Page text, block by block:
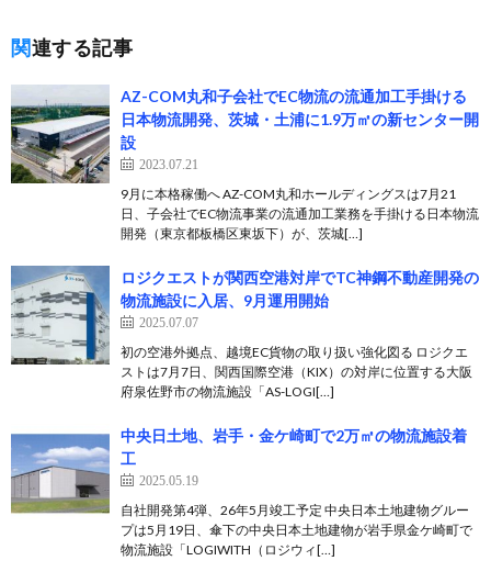
関連する記事
AZ-COM丸和子会社でEC物流の流通加工手掛ける
日本物流開発、茨城・土浦に1.9万㎡の新センター開
設
2023.07.21
9月に本格稼働へ AZ-COM丸和ホールディングスは7月21
日、子会社でEC物流事業の流通加工業務を手掛ける日本物流
開発（東京都板橋区東坂下）が、茨城[…]
ロジクエストが関西空港対岸でTC神鋼不動産開発の
物流施設に入居、9月運用開始
2025.07.07
初の空港外拠点、越境EC貨物の取り扱い強化図る ロジクエ
ストは7月7日、関西国際空港（KIX）の対岸に位置する大阪
府泉佐野市の物流施設「AS-LOGI[…]
中央日土地、岩手・金ケ崎町で2万㎡の物流施設着
工
2025.05.19
自社開発第4弾、26年5月竣工予定 中央日本土地建物グルー
プは5月19日、傘下の中央日本土地建物が岩手県金ケ崎町で
物流施設「LOGIWITH（ロジウィ[…]